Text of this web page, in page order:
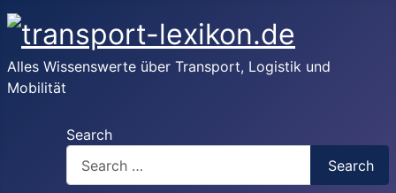
Alles Wissenswerte über Transport, Logistik und
Mobilität
Search
Search